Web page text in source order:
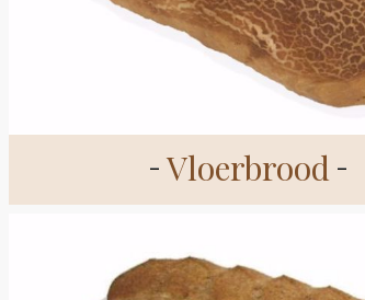
Vloerbrood